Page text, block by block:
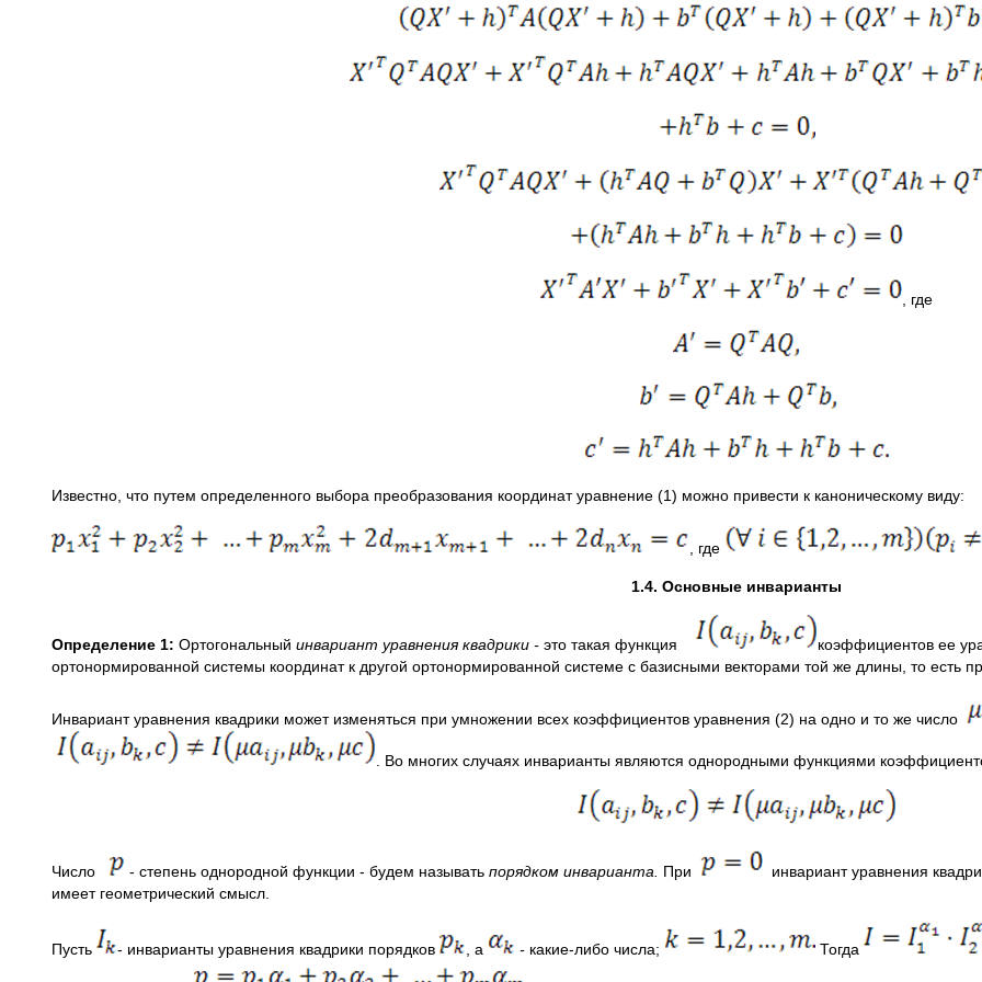
, где
Известно, что путем определенного выбора преобразования координат уравнение (1) можно привести к каноническому виду:
, где
1.4. Основные инварианты
Определение 1: Ортогональный инвариант уравнения квадрики - это такая функция
коэффициентов ее
ортонормированной системы координат к другой ортонормированной системе с базисными векторами той же длины, то есть
Инвариант уравнения квадрики может изменяться при умножении всех коэффициентов уравнения (2) на одно и то же число
. Во многих случаях инварианты являются однородными функциями
Число - степень однородной функции - будем называть порядком инварианта. При
инвариант уравнения
имеет геометрический смысл.
Пусть - инварианты уравнения квадрики порядков , а - какие-либо числа; Тогда